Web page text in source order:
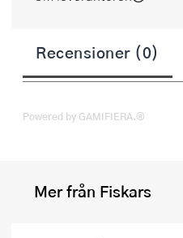
Recensioner (0)
Powered by GAMIFIERA.®
Mer från Fiskars